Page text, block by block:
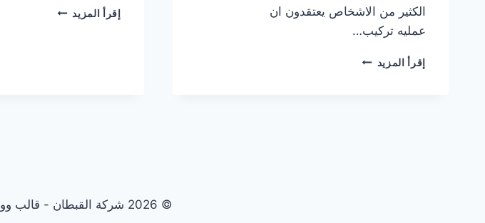
الكثير من الاشخاص يعتقدون ان
عمليه تركيب…
إقرأ المزيد تركيب
إقرأ المزيد تركيب
© 2026 شركة القبطان - قالب ووردبريس بواسطة